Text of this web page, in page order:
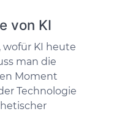
von KI
KI heute
man die
Moment
Technologie